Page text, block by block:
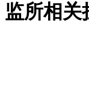
监所相关